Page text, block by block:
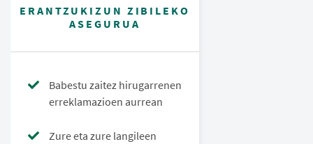
ERANTZUKIZUN ZIBILEKO
ASEGURUA
Babestu zaitez hirugarrenen
erreklamazioen aurrean
Zure eta zure langileen